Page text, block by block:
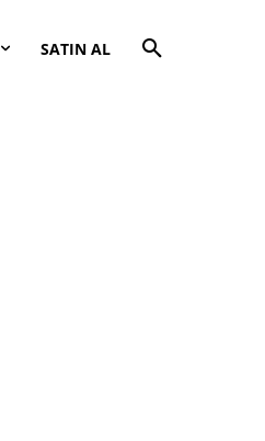
SATIN AL